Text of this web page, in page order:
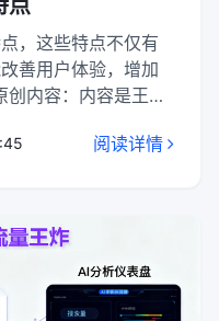
点
，这些特点不仅有
善用户体验，增加
创内容：内容是王
其需求。内容应具
搜索引擎都能轻松
少点击次数即可到
航增强用户体验
阅读详情